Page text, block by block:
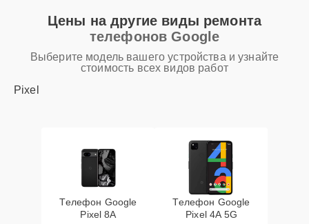
Цены на другие виды ремонта
телефонов Google
Выберите модель вашего устройства и узнайте
стоимость всех видов работ
Pixel
Телефон Google
Pixel 8A
Телефон Google
Pixel 4A 5G